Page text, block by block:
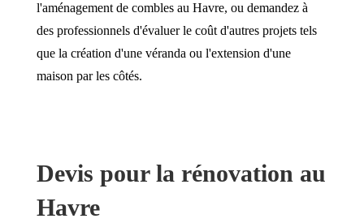
l'aménagement de combles au Havre, ou demandez à
des professionnels d'évaluer le coût d'autres projets tels
que la création d'une véranda ou l'extension d'une
maison par les côtés.
Devis pour la rénovation au
Havre